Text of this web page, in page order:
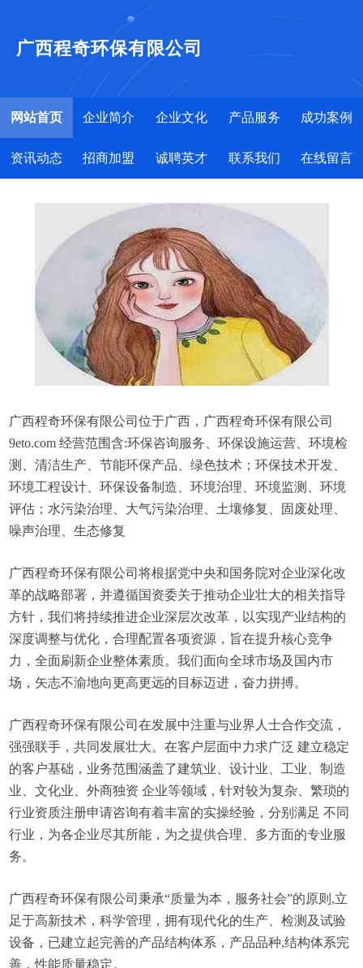
广西程奇环保有限公司
网站首页 企业简介 企业文化 产品服务 成功案例
资讯动态 招商加盟 诚聘英才 联系我们 在线留言
广西程奇环保有限公司位于广西，广西程奇环保有限公司
9eto.com 经营范围含:环保咨询服务、环保设施运营、环境检
测、清洁生产、节能环保产品、绿色技术；环保技术开发、
环境工程设计、环保设备制造、环境治理、环境监测、环境
评估；水污染治理、大气污染治理、土壤修复、固废处理、
噪声治理、生态修复
广西程奇环保有限公司将根据党中央和国务院对企业深化改
革的战略部署，并遵循国资委关于推动企业壮大的相关指导
方针，我们将持续推进企业深层次改革，以实现产业结构的
深度调整与优化，合理配置各项资源，旨在提升核心竞争
力，全面刷新企业整体素质。我们面向全球市场及国内市
场，矢志不渝地向更高更远的目标迈进，奋力拼搏。
广西程奇环保有限公司在发展中注重与业界人士合作交流，
强强联手，共同发展壮大。在客户层面中力求广泛 建立稳定
的客户基础，业务范围涵盖了建筑业、设计业、工业、制造
业、文化业、外商独资 企业等领域，针对较为复杂、繁琐的
行业资质注册申请咨询有着丰富的实操经验，分别满足 不同
行业，为各企业尽其所能，为之提供合理、多方面的专业服
务。
广西程奇环保有限公司秉承“质量为本，服务社会”的原则,立
足于高新技术，科学管理，拥有现代化的生产、检测及试验
设备，已建立起完善的产品结构体系，产品品种,结构体系完
善，性能质量稳定。